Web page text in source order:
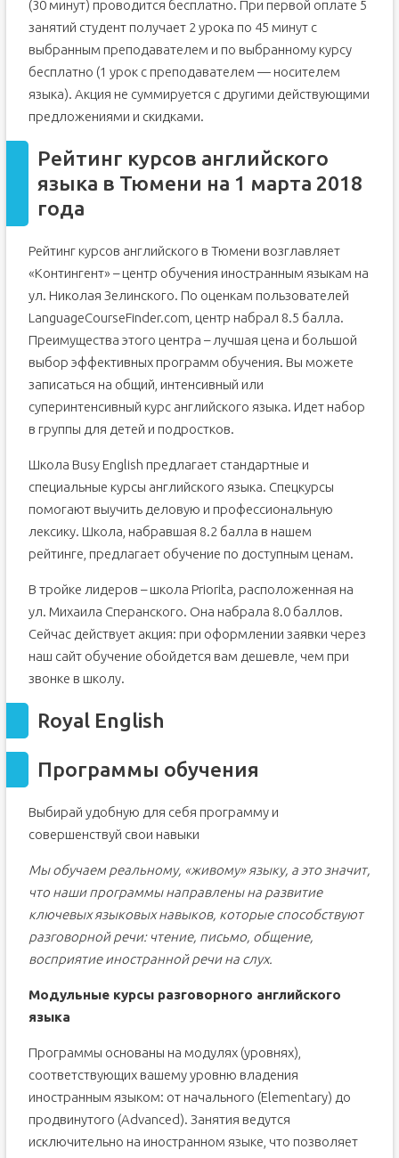
(30 минут) проводится бесплатно. При первой оплате 5
занятий студент получает 2 урока по 45 минут с
выбранным преподавателем и по выбранному курсу
бесплатно (1 урок с преподавателем — носителем
языка). Акция не суммируется с другими действующими
предложениями и скидками.
Рейтинг курсов английского
языка в Тюмени на 1 марта 2018
года
Рейтинг курсов английского в Тюмени возглавляет
«Контингент» – центр обучения иностранным языкам на
ул. Николая Зелинского. По оценкам пользователей
LanguageCourseFinder.com, центр набрал 8.5 балла.
Преимущества этого центра – лучшая цена и большой
выбор эффективных программ обучения. Вы можете
записаться на общий, интенсивный или
суперинтенсивный курс английского языка. Идет набор
в группы для детей и подростков.
Школа Busy English предлагает стандартные и
специальные курсы английского языка. Спецкурсы
помогают выучить деловую и профессиональную
лексику. Школа, набравшая 8.2 балла в нашем
рейтинге, предлагает обучение по доступным ценам.
В тройке лидеров – школа Priorita, расположенная на
ул. Михаила Сперанского. Она набрала 8.0 баллов.
Сейчас действует акция: при оформлении заявки через
наш сайт обучение обойдется вам дешевле, чем при
звонке в школу.
Royal English
Программы обучения
Выбирай удобную для себя программу и
совершенствуй свои навыки
Мы обучаем реальному, «живому» языку, а это значит,
что наши программы направлены на развитие
ключевых языковых навыков, которые способствуют
разговорной речи: чтение, письмо, общение,
восприятие иностранной речи на слух.
Модульные курсы разговорного английского
языка
Программы основаны на модулях (уровнях),
соответствующих вашему уровню владения
иностранным языком: от начального (Elementary) до
продвинутого (Advanced). Занятия ведутся
исключительно на иностранном языке, что позволяет